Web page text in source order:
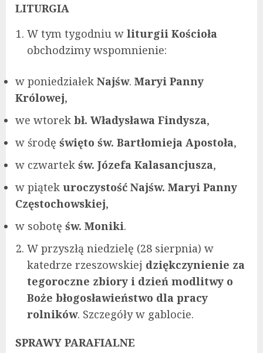
LITURGIA
W tym tygodniu w liturgii Kościoła
obchodzimy wspomnienie:
w poniedziałek Najśw. Maryi Panny
Królowej,
we wtorek bł. Władysława Findysza,
w środę święto św. Bartłomieja Apostoła,
w czwartek św. Józefa Kalasancjusza,
w piątek uroczystość Najśw. Maryi Panny
Częstochowskiej,
w sobotę św. Moniki.
W przyszłą niedzielę (28 sierpnia) w
katedrze rzeszowskiej dziękczynienie za
tegoroczne zbiory i dzień modlitwy o
Boże błogosławieństwo dla pracy
rolników. Szczegóły w gablocie.
SPRAWY PARAFIALNE